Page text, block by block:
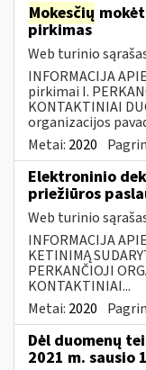
Mokesčių
pirkimas
Web turinio
INFORMACIJA
pirkimai I.
KONTAKTINIAI
organizacijos
Metai: 2020
Elektroninio
priežiūros
Web turinio
INFORMACIJA
KETINIMĄ
PERKANČIOJI
KONTAKTINIAI...
Metai: 2020
Dėl duomenų
2021 m. sausio